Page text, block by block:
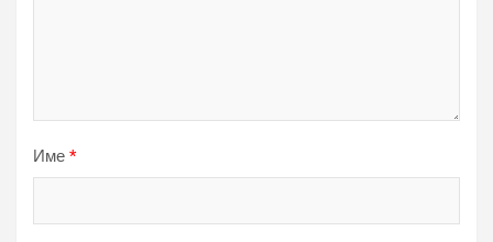
Име *